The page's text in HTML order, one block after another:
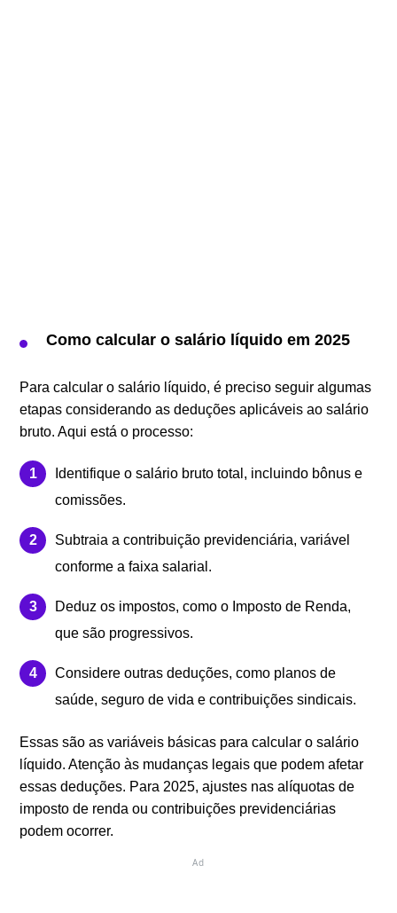
Como calcular o salário líquido em 2025
Para calcular o salário líquido, é preciso seguir algumas
etapas considerando as deduções aplicáveis ao salário
bruto. Aqui está o processo:
Identifique o salário bruto total, incluindo bônus e
comissões.
Subtraia a contribuição previdenciária, variável
conforme a faixa salarial.
Deduz os impostos, como o Imposto de Renda,
que são progressivos.
Considere outras deduções, como planos de
saúde, seguro de vida e contribuições sindicais.
Essas são as variáveis básicas para calcular o salário
líquido. Atenção às mudanças legais que podem afetar
essas deduções. Para 2025, ajustes nas alíquotas de
imposto de renda ou contribuições previdenciárias
podem ocorrer.
Ad